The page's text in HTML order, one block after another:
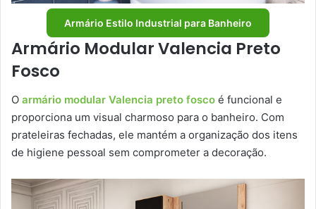
Armário Estilo Industrial para Banheiro
Armário Modular Valencia Preto
Fosco
O armário modular Valencia preto fosco é funcional e
proporciona um visual charmoso para o banheiro. Com
prateleiras fechadas, ele mantém a organização dos itens
de higiene pessoal sem comprometer a decoração.